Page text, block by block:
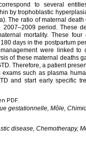
to several
by trophoblastic
The ratio of maternal
period. These
mortality. These
days in the postpartum
were linked
of these maternal deaths
Therefore, a patient
such as plasma
and start early specific
PDF.
gestationnelle, Môle,
disease, Chemotherapy,